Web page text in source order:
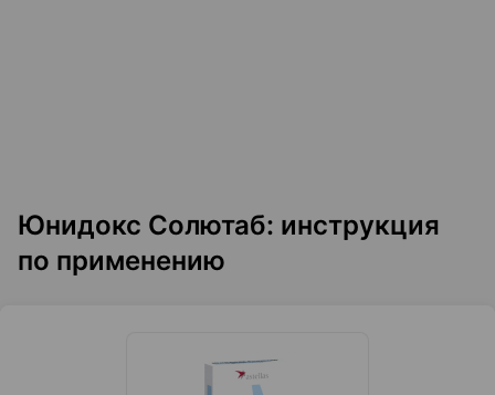
Юнидокс Солютаб: инструкция
по применению